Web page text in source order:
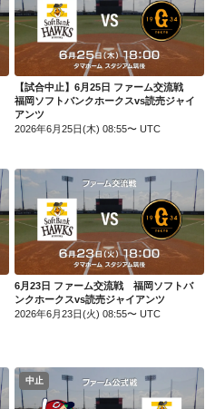
【試合中止】6月25日 ファーム交流戦 福岡ソフトバンクホークスvs読売ジャイアンツ
【試合中止】6月25日 ファーム交流戦
福岡ソフトバンクホークスvs読売ジャイ
アンツ
2026年6月25日(木) 08:55〜 UTC
6月23日 ファーム交流戦 福岡ソフトバンクホークスvs読売ジャイアンツ
6月23日 ファーム交流戦 福岡ソフトバ
ンクホークスvs読売ジャイアンツ
2026年6月23日(火) 08:55〜 UTC
中止